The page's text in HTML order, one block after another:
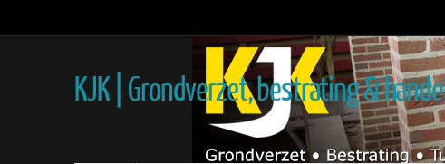
KJK | Grondverzet, bestrating &